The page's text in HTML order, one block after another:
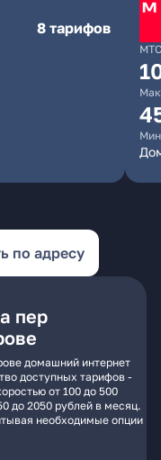
8 тарифов
МТС
по адресу
пер
домашний интернет
доступных тарифов -
от 100 до 500
до 2050 рублей в месяц.
необходимые опции